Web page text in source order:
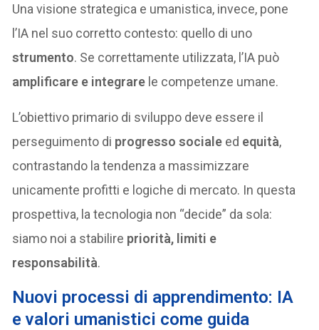
Una visione strategica e umanistica, invece, pone
l’IA nel suo corretto contesto: quello di uno
strumento. Se correttamente utilizzata, l’IA può
amplificare e integrare le competenze umane.
L’obiettivo primario di sviluppo deve essere il
perseguimento di progresso sociale ed equità,
contrastando la tendenza a massimizzare
unicamente profitti e logiche di mercato. In questa
prospettiva, la tecnologia non “decide” da sola:
siamo noi a stabilire priorità, limiti e
responsabilità.
Nuovi processi di apprendimento: IA
e valori umanistici come guida